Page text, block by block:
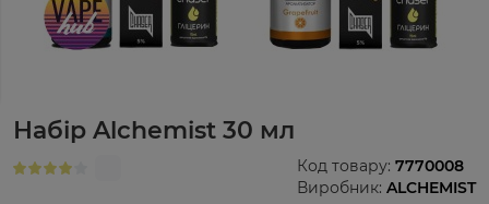
Набір Alchemist 30 мл
Виробник: ALCHEMIST
Код товару: 7770008